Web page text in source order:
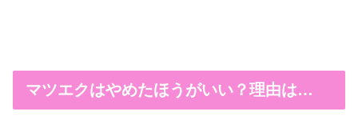
マツエクはやめたほうがいい？理由は…